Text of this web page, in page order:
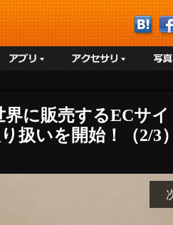
に販売するECサ
扱いを開始！（2/3）